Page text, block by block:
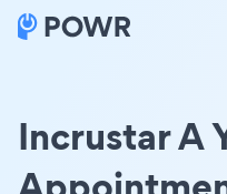
Incrustar A